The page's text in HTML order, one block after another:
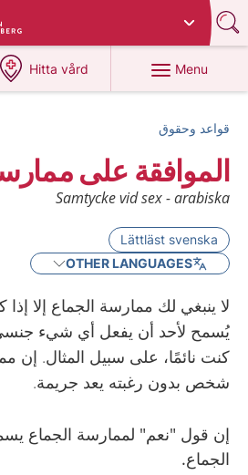
Hitta vård
at 1177.se
Menu
قواعد وحقوق
الموافقة على
Samtycke vid sex - arabiska
Lättläst svenska
OTHER LANGUAGES
لا ينبغي لك ممارسة الجماع إلا إذا
يُسمح لأحد أن يفعل أي شيء
كنت نائمًا، على سبيل المثال. إن
شخص بدون رغبته يعد جريمة.
إن قول "نعم" لممارسة الجماع
الجماع.